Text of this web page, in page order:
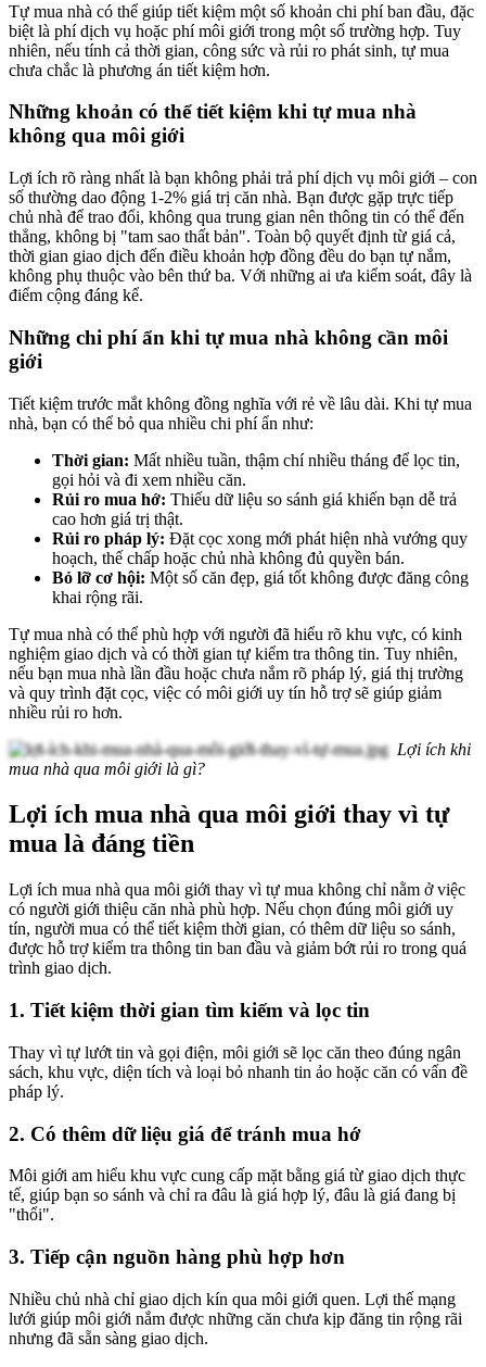
Tự mua nhà có thể giúp tiết kiệm một số khoản chi phí ban đầu, đặc
biệt là phí dịch vụ hoặc phí môi giới trong một số trường hợp. Tuy
nhiên, nếu tính cả thời gian, công sức và rủi ro phát sinh, tự mua
chưa chắc là phương án tiết kiệm hơn.
Những khoản có thể tiết kiệm khi tự mua nhà
không qua môi giới
Lợi ích rõ ràng nhất là bạn không phải trả phí dịch vụ môi giới – con
số thường dao động 1-2% giá trị căn nhà. Bạn được gặp trực tiếp
chủ nhà để trao đổi, không qua trung gian nên thông tin có thể đến
thẳng, không bị "tam sao thất bản". Toàn bộ quyết định từ giá cả,
thời gian giao dịch đến điều khoản hợp đồng đều do bạn tự nắm,
không phụ thuộc vào bên thứ ba. Với những ai ưa kiểm soát, đây là
điểm cộng đáng kể.
Những chi phí ẩn khi tự mua nhà không cần môi
giới
Tiết kiệm trước mắt không đồng nghĩa với rẻ về lâu dài. Khi tự mua
nhà, bạn có thể bỏ qua nhiều chi phí ẩn như:
Thời gian: Mất nhiều tuần, thậm chí nhiều tháng để lọc tin,
gọi hỏi và đi xem nhiều căn.
Rủi ro mua hớ: Thiếu dữ liệu so sánh giá khiến bạn dễ trả
cao hơn giá trị thật.
Rủi ro pháp lý: Đặt cọc xong mới phát hiện nhà vướng quy
hoạch, thế chấp hoặc chủ nhà không đủ quyền bán.
Bỏ lỡ cơ hội: Một số căn đẹp, giá tốt không được đăng công
khai rộng rãi.
Tự mua nhà có thể phù hợp với người đã hiểu rõ khu vực, có kinh
nghiệm giao dịch và có thời gian tự kiểm tra thông tin. Tuy nhiên,
nếu bạn mua nhà lần đầu hoặc chưa nắm rõ pháp lý, giá thị trường
và quy trình đặt cọc, việc có môi giới uy tín hỗ trợ sẽ giúp giảm
nhiều rủi ro hơn.
Lợi ích khi
mua nhà qua môi giới là gì?
Lợi ích mua nhà qua môi giới thay vì tự
mua là đáng tiền
Lợi ích mua nhà qua môi giới thay vì tự mua không chỉ nằm ở việc
có người giới thiệu căn nhà phù hợp. Nếu chọn đúng môi giới uy
tín, người mua có thể tiết kiệm thời gian, có thêm dữ liệu so sánh,
được hỗ trợ kiểm tra thông tin ban đầu và giảm bớt rủi ro trong quá
trình giao dịch.
1. Tiết kiệm thời gian tìm kiếm và lọc tin
Thay vì tự lướt tin và gọi điện, môi giới sẽ lọc căn theo đúng ngân
sách, khu vực, diện tích và loại bỏ nhanh tin ảo hoặc căn có vấn đề
pháp lý.
2. Có thêm dữ liệu giá để tránh mua hớ
Môi giới am hiểu khu vực cung cấp mặt bằng giá từ giao dịch thực
tế, giúp bạn so sánh và chỉ ra đâu là giá hợp lý, đâu là giá đang bị
"thổi".
3. Tiếp cận nguồn hàng phù hợp hơn
Nhiều chủ nhà chỉ giao dịch kín qua môi giới quen. Lợi thế mạng
lưới giúp môi giới nắm được những căn chưa kịp đăng tin rộng rãi
nhưng đã sẵn sàng giao dịch.